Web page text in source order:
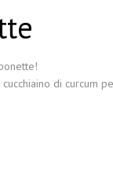
di curcum